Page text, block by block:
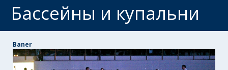
Бассейны и купальни
Baner